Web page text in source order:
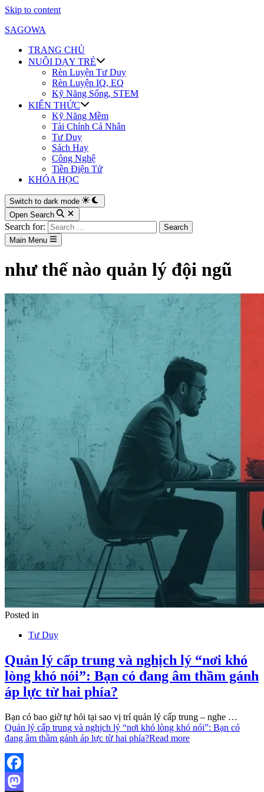
Skip to content
SAGOWA
TRANG CHỦ
NUÔI DẠY TRẺ
Rèn Luyện Tư Duy
Rèn Luyện IQ, EQ
Kỹ Năng Sống, STEM
KIẾN THỨC
Kỹ Năng Mềm
Tài Chính Cá Nhân
Tư Duy
Sách Hay
Công Nghệ
Tiền Điện Tử
KHÓA HỌC
Switch to dark mode
Open Search
Search for:
Main Menu
như thế nào quản lý đội ngũ
Posted in
Tư Duy
Quản lý cấp trung và nghịch lý “nơi khó
lòng khó nói”: Bạn có đang âm thầm gánh
áp lực từ hai phía?
Bạn có bao giờ tự hỏi tại sao vị trí quản lý cấp trung – nghe …
Quản lý cấp trung và nghịch lý “nơi khó lòng khó nói”: Bạn có
đang âm thầm gánh áp lực từ hai phía?Read more
Facebook